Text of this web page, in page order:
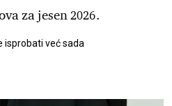
za jesen 2026.
isprobati već sada